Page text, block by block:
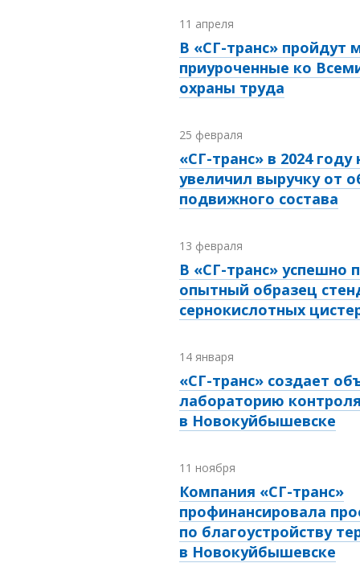
11 апреля
В «СГ-транс» пройдут
приуроченные ко
охраны труда
25 февраля
«СГ-транс» в 2024 году
увеличил выручку от
подвижного состава
13 февраля
В «СГ-транс» успешно
опытный образец
сернокислотных
14 января
«СГ-транс» создает
лабораторию
в Новокуйбышевске
11 ноября
Компания «СГ-транс»
профинансировала
по благоустройству
в Новокуйбышевске